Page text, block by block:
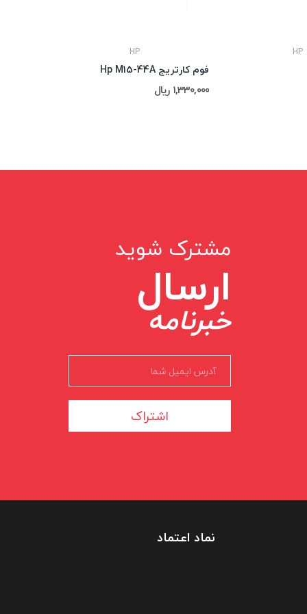
HP
فوم کارتریج Hp M15-44A
1,330,000 ریال
HP
مشترک شوید
ارسال
خبرنامه
اشتراک
نماد اعتماد